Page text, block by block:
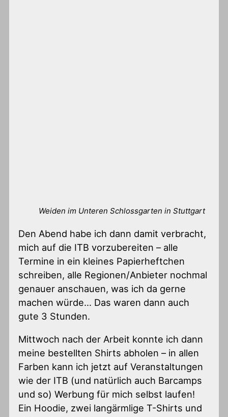
Weiden im Unteren Schlossgarten in Stuttgart
Den Abend habe ich dann damit verbracht,
mich auf die ITB vorzubereiten – alle
Termine in ein kleines Papierheftchen
schreiben, alle Regionen/Anbieter nochmal
genauer anschauen, was ich da gerne
machen würde… Das waren dann auch
gute 3 Stunden.
Mittwoch nach der Arbeit konnte ich dann
meine bestellten Shirts abholen – in allen
Farben kann ich jetzt auf Veranstaltungen
wie der ITB (und natürlich auch Barcamps
und so) Werbung für mich selbst laufen!
Ein Hoodie, zwei langärmlige T-Shirts und